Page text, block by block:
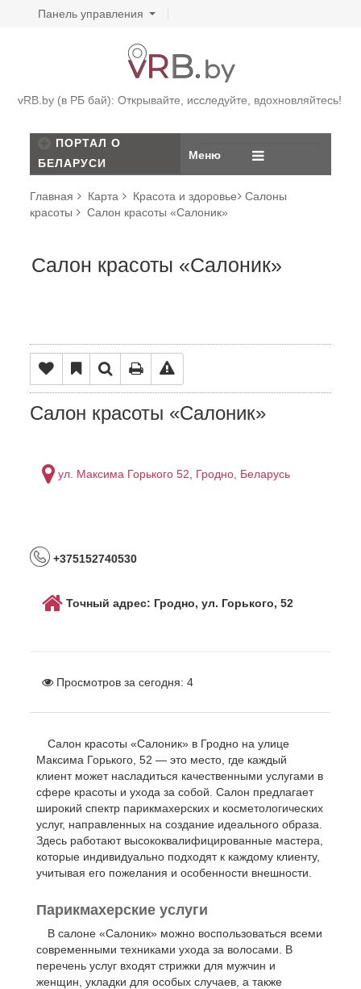
Панель управления
vRB.by (в РБ бай): Открывайте, исследуйте, вдохновляйтесь!
ПОРТАЛ О
БЕЛАРУСИ
Меню
Главная Карта Красота и здоровье
Салоны
красоты
Салон красоты «Салоник»
Салон красоты «Салоник»
Салон красоты «Салоник»
ул. Максима Горького 52, Гродно, Беларусь
+375152740530
Точный адрес: Гродно, ул. Горького, 52
Просмотров за сегодня:4
Салон красоты «Салоник» в Гродно на улице
Максима Горького, 52 — это место, где каждый
клиент может насладиться качественными услугами в
сфере красоты и ухода за собой. Салон предлагает
широкий спектр парикмахерских и косметологических
услуг, направленных на создание идеального образа.
Здесь работают высококвалифицированные мастера,
которые индивидуально подходят к каждому клиенту,
учитывая его пожелания и особенности внешности.
Парикмахерские услуги
В салоне «Салоник» можно воспользоваться всеми
современными техниками ухода за волосами. В
перечень услуг входят стрижки для мужчин и
женщин, укладки для особых случаев, а также